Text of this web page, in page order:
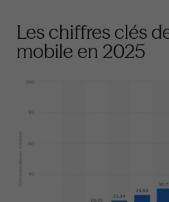
Les chiffres clés
mobile en 2025